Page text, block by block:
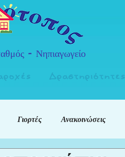
- Νηπιαγωγείο
Δραστηριότητες
Γιορτές Ανακοινώσεις